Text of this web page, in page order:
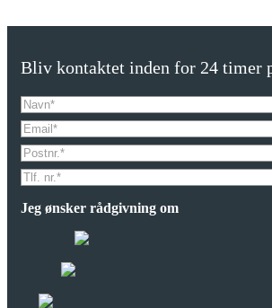
Bliv kontaktet inden for 24 timer
Jeg ønsker rådgivning om